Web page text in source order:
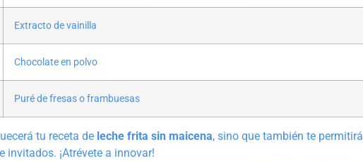
Extracto de vainilla
Chocolate en polvo
Puré de fresas o frambuesas
tu receta de leche frita sin maicena, sino que también te permitirá
¡Atrévete a innovar!